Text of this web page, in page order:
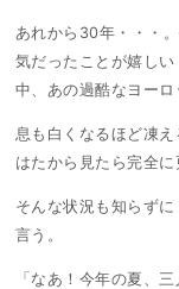
あれから30年・・・
気だったことが嬉し
中、あの過酷なヨーロ
息も白くなるほど凍え
はたから見たら完全に
そんな状況も知らず
言う。
「なあ！今年の夏、